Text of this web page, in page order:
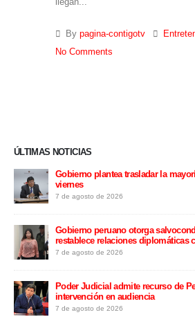
By pagina-contigotv
No Comments
ÚLTIMAS NOTICIAS
Gobierno plantea trasladar la
viernes
7 de agosto de 2026
Gobierno peruano otorga
restablece relaciones diplomáticas
7 de agosto de 2026
Poder Judicial admite recurso de
intervención en audiencia
7 de agosto de 2026